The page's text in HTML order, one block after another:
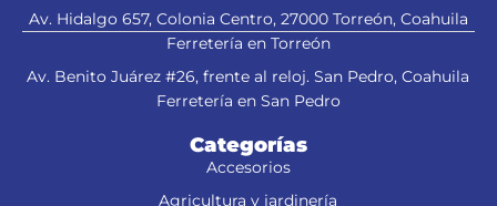
Av. Hidalgo 657, Colonia Centro, 27000 Torreón, Coahuila
Ferretería en Torreón
Av. Benito Juárez #26, frente al reloj. San Pedro, Coahuila
Ferretería en San Pedro
Categorías
Accesorios
Agricultura y jardinería